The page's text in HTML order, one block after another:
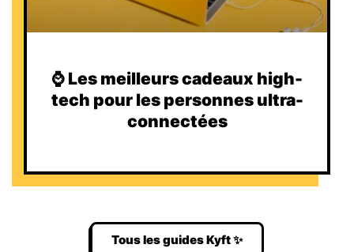
⌚️ Les meilleurs cadeaux high-
tech pour les personnes ultra-
connectées
Tous les guides Kyft ✨